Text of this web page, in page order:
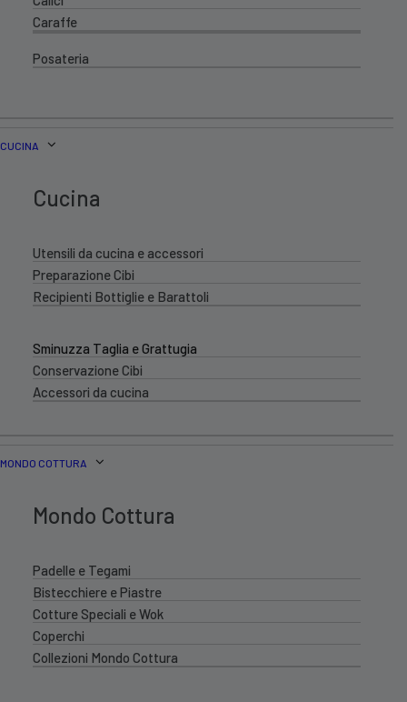
Caraffe
Posateria
CUCINA
Cucina
Utensili da cucina e accessori
Preparazione Cibi
Recipienti Bottiglie e Barattoli
Sminuzza Taglia e Grattugia
Conservazione Cibi
Accessori da cucina
MONDO COTTURA
Mondo Cottura
Padelle e Tegami
Bistecchiere e Piastre
Cotture Speciali e Wok
Coperchi
Collezioni Mondo Cottura